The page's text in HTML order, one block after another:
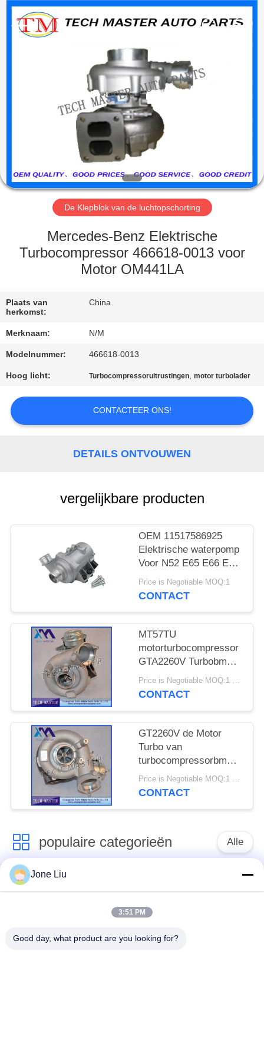
PRODUCTEN
OVER
ONS
FABRIEKSRONDLEIDING
KWALITEITSCONTROLE
NEEM
ONS
OP
NIEUWS
AANVRAGEN
SITEMAP
PRIVACY
BELEID
master
auto
De Klepblok van de luchtopschorting
Mercedes-Benz Elektrische
Turbocompressor 466618-0013 voor
Motor OM441LA
Plaats van
herkomst:
China
Merknaam: N/M
Modelnummer: 466618-0013
Hoog licht: Turbocompressoruitrustingen,motor turbolader
CONTACTEER ONS!
DETAILS ONTVOUWEN
vergelijkbare producten
OEM 11517586925
Elektrische waterpomp
Voor N52 E65 E66 E60
E61 E90 E91 Auto
koelwaterpomp
Price is Negotiable MOQ:1
CONTACT
MT57TU
motorturbocompressor
GTA2260V Turbobmw
E53 OE 791044E
7791046F
Price is Negotiable MOQ:1 stk
CONTACT
GT2260V de Motor
Turbo van
turbocompressorbmw
X5 742417-0001
753392-5015S M57TU
Price is Negotiable MOQ:1 stk
CONTACT
populaire categorieën Alle
De Schok van de
luchtopschorting
luchtopschorting
Benz de Delen
BMW-de Delen van
Jone Liu
3:51 PM
Good day, what product are you looking for?